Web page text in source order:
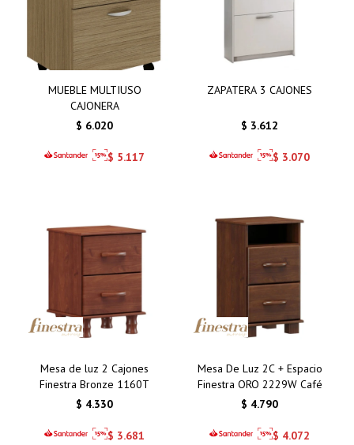
MUEBLE MULTIUSO
CAJONERA
$ 6.020
$ 5.117
ZAPATERA 3 CAJONES
$ 3.612
$ 3.070
Mesa de luz 2 Cajones
Finestra Bronze 1160T
$ 4.330
$ 3.681
Mesa De Luz 2C + Espacio
Finestra ORO 2229W Café
$ 4.790
$ 4.072